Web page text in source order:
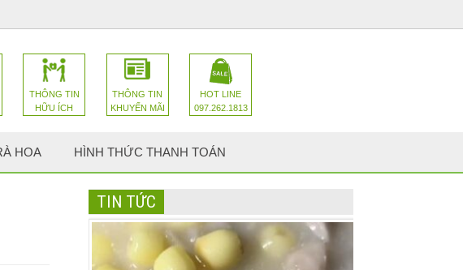
THÔNG TIN
HỮU ÍCH
THÔNG TIN
KHUYẾN MÃI
HOT LINE
097.262.1813
HOA HÌNH THỨC THANH TOÁN
TIN TỨC